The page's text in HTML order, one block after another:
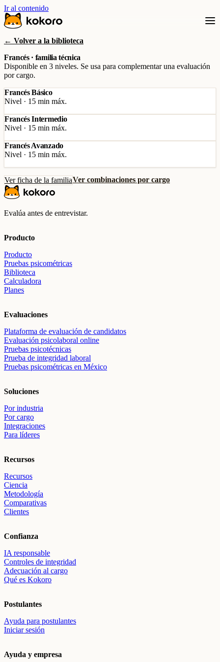
Ir al contenido
← Volver a la biblioteca
Francés · familia técnica
Disponible en 3 niveles. Se usa para complementar una evaluación
por cargo.
Francés Básico
Nivel · 15 min máx.
Francés Intermedio
Nivel · 15 min máx.
Francés Avanzado
Nivel · 15 min máx.
Ver ficha de la familiaVer combinaciones por cargo
Evalúa antes de entrevistar.
Producto
Producto
Pruebas psicométricas
Biblioteca
Calculadora
Planes
Evaluaciones
Plataforma de evaluación de candidatos
Evaluación psicolaboral online
Pruebas psicotécnicas
Prueba de integridad laboral
Pruebas psicométricas en México
Soluciones
Por industria
Por cargo
Integraciones
Para líderes
Recursos
Recursos
Ciencia
Metodología
Comparativas
Clientes
Confianza
IA responsable
Controles de integridad
Adecuación al cargo
Qué es Kokoro
Postulantes
Ayuda para postulantes
Iniciar sesión
Ayuda y empresa